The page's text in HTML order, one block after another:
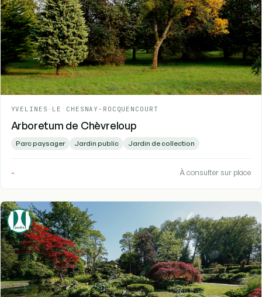
YVELINES - LE CHESNAY-ROCQUENCOURT
Arboretum de Chèvreloup
Parc paysager Jardin public Jardin de collection
- À consulter sur place